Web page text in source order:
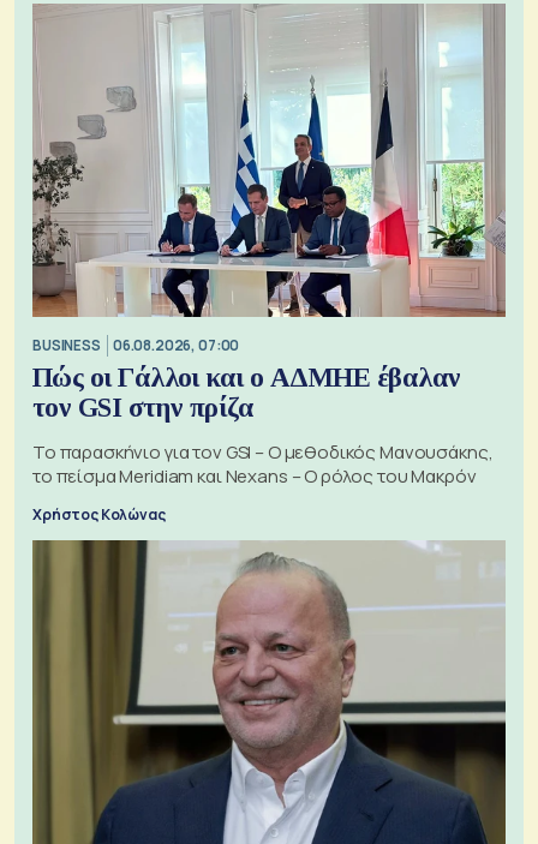
BUSINESS 06.08.2026, 07:00
Πώς οι Γάλλοι και ο ΑΔΜΗΕ έβαλαν
τον GSI στην πρίζα
Το παρασκήνιο για τον GSI – Ο μεθοδικός Μανουσάκης,
το πείσμα Meridiam και Nexans – Ο ρόλος του Μακρόν
Χρήστος Κολώνας